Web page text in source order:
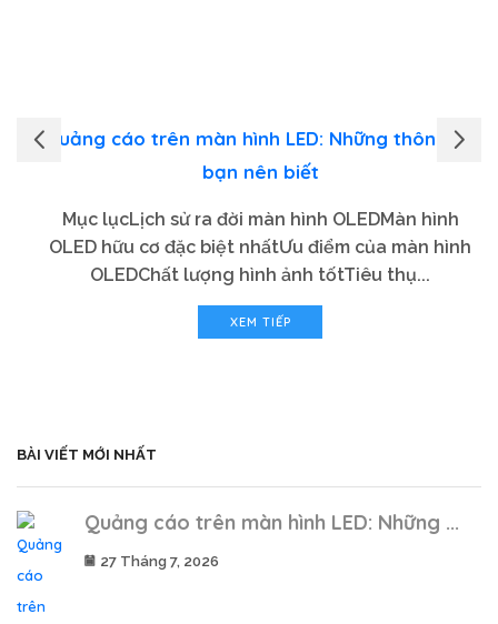
Quảng cáo trên màn hình LED: Những thông tin
bạn nên biết
Mục lụcLịch sử ra đời màn hình OLEDMàn hình
OLED hữu cơ đặc biệt nhấtƯu điểm của màn hình
OLEDChất lượng hình ảnh tốtTiêu thụ...
XEM TIẾP
BÀI VIẾT MỚI NHẤT
Quảng cáo trên màn hình LED: Những ...
27 Tháng 7, 2026